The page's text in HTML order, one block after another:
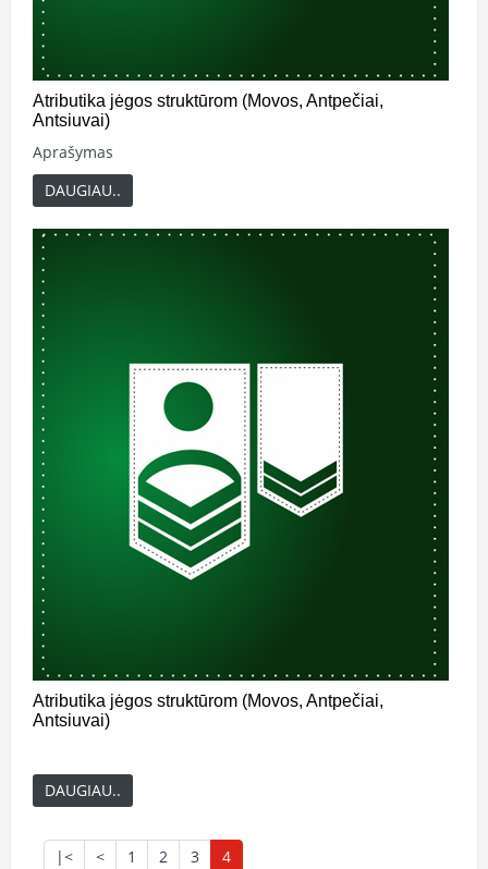
Atributika jėgos struktūrom (Movos, Antpečiai,
Antsiuvai)
Aprašymas
DAUGIAU..
Atributika jėgos struktūrom (Movos, Antpečiai,
Antsiuvai)
DAUGIAU..
|< < 1 2 3 4